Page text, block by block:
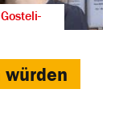
würden